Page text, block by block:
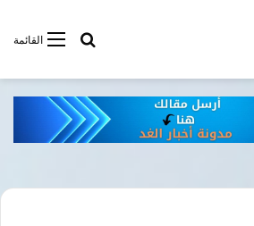
القائمةأبحت فى